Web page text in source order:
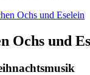
Ochs und